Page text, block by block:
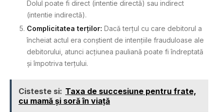
Dolul poate fi direct (intentie directă) sau indirect
(intentie indirectă).
Complicitatea terților: Dacă terțul cu care debitorul a
încheiat actul era conștient de intențiile frauduloase ale
debitorului, atunci acțiunea pauliană poate fi îndreptată
și împotriva terțului.
Cisteste si: Taxa de succesiune pentru frate,
cu mamă și soră în viață